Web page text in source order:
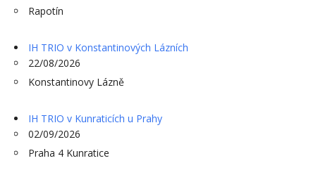
Rapotín
IH TRIO v Konstantinových Lázních
22/08/2026
Konstantinovy Lázně
IH TRIO v Kunraticích u Prahy
02/09/2026
Praha 4 Kunratice